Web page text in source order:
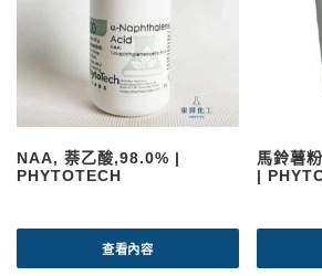
NAA, 萘乙酸,98.0% |
PHYTOTECH
查看內容
馬鈴薯
|